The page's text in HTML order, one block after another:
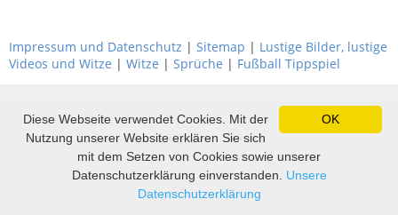
Impressum und Datenschutz | Sitemap | Lustige Bilder, lustige
Videos und Witze | Witze | Sprüche | Fußball Tippspiel
OK
Diese Webseite verwendet Cookies. Mit der
Nutzung unserer Website erklären Sie sich
mit dem Setzen von Cookies sowie unserer
Datenschutzerklärung einverstanden. Unsere
Datenschutzerklärung